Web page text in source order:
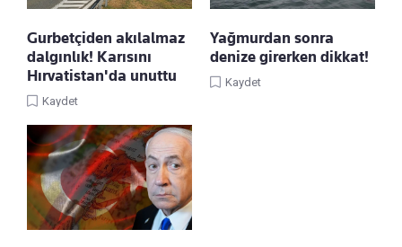
Gurbetçiden akılalmaz
dalgınlık! Karısını
Hırvatistan'da unuttu
Kaydet
Yağmurdan sonra
denize girerken dikkat!
Kaydet